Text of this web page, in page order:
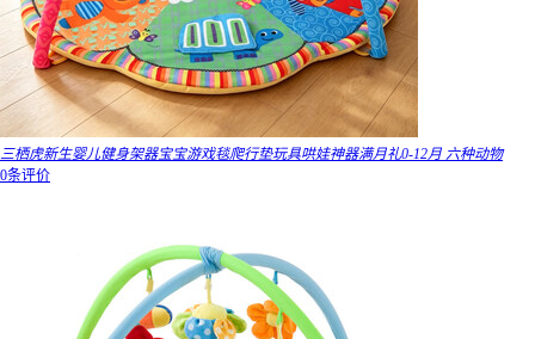
三栖虎新生婴儿健身架器宝宝游戏毯爬行垫玩具哄娃神器满月礼0-12月 六种动物
0条评价